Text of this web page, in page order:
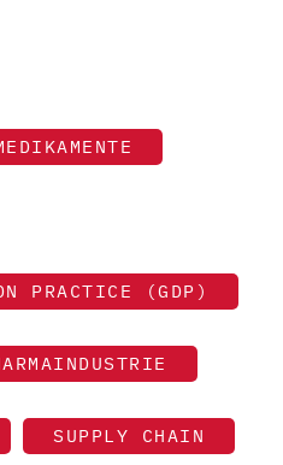
PRACTICE (GDP)
SUPPLY CHAIN